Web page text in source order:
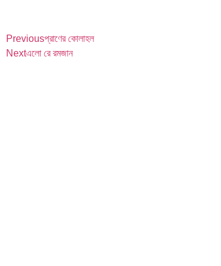
Previousপ্রাণের কোলাহল
Nextএলো রে রমজান